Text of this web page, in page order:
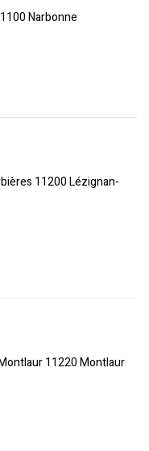
Narbonne
11200 Lézignan-
11220 Montlaur